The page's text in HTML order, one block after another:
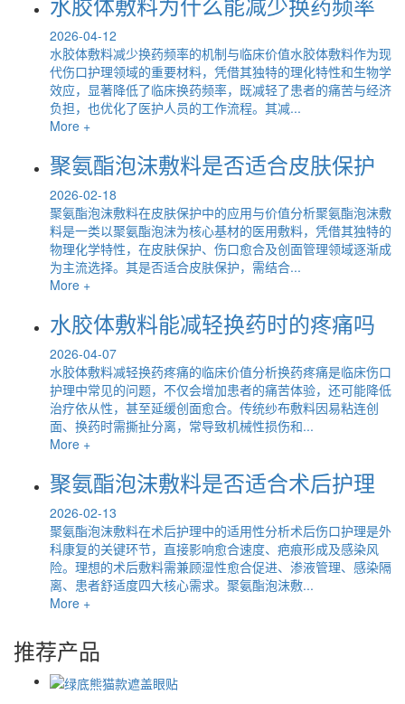
2026-04-12
水胶体敷料减少换药频率的机制与临床价值水胶体敷料作为现
代伤口护理领域的重要材料，凭借其独特的理化特性和生物学
效应，显著降低了临床换药频率，既减轻了患者的痛苦与经济
负担，也优化了医护人员的工作流程。其减...
More +
聚氨酯泡沫敷料是否适合皮肤保护
2026-02-18
聚氨酯泡沫敷料在皮肤保护中的应用与价值分析聚氨酯泡沫敷
料是一类以聚氨酯泡沫为核心基材的医用敷料，凭借其独特的
物理化学特性，在皮肤保护、伤口愈合及创面管理领域逐渐成
为主流选择。其是否适合皮肤保护，需结合...
More +
水胶体敷料能减轻换药时的疼痛吗
2026-04-07
水胶体敷料减轻换药疼痛的临床价值分析换药疼痛是临床伤口
护理中常见的问题，不仅会增加患者的痛苦体验，还可能降低
治疗依从性，甚至延缓创面愈合。传统纱布敷料因易粘连创
面、换药时需撕扯分离，常导致机械性损伤和...
More +
聚氨酯泡沫敷料是否适合术后护理
2026-02-13
聚氨酯泡沫敷料在术后护理中的适用性分析术后伤口护理是外
科康复的关键环节，直接影响愈合速度、疤痕形成及感染风
险。理想的术后敷料需兼顾湿性愈合促进、渗液管理、感染隔
离、患者舒适度四大核心需求。聚氨酯泡沫敷...
More +
推荐产品